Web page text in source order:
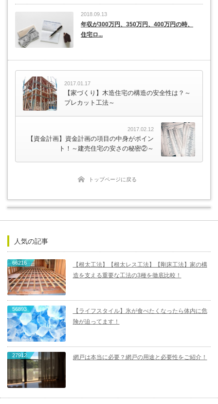
2018.09.13
年収が300万円、350万円、400万円の時、
住宅ロ...
2017.01.17
【家づくり】木造住宅の構造の安全性は？～
プレカット工法～
2017.02.12
【資金計画】資金計画の項目の中身がポイン
ト！～建売住宅の安さの秘密②～
トップページに戻る
人気の記事
66216
【根太工法】【根太レス工法】【剛床工法】家の構
造を支える重要な工法の3種を徹底比較！
56893
【ライフスタイル】氷が食べたくなったら体内に危
険が迫ってます！
27912 網戸は本当に必要？網戸の用途と必要性をご紹介！